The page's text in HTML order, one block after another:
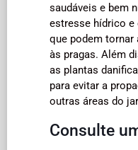
saudáveis e bem
estresse hídrico e
que podem tornar
às pragas. Além
as plantas
para evitar a
outras áreas do
Consulte